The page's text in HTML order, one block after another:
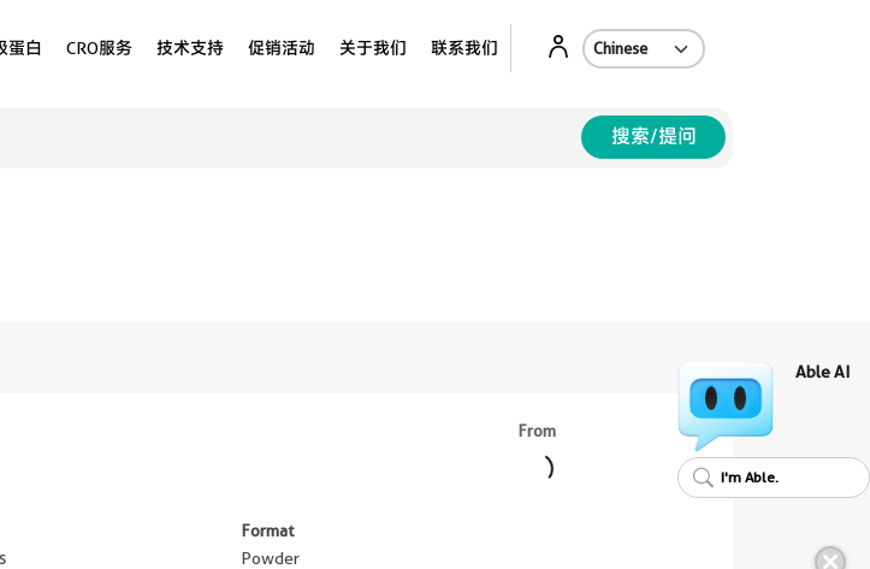
蛋白 CRO服务 技术支持 促销活动 关于我们 联系我们
搜索/提问
Format
Powder
From
Able AI
I'm Able.